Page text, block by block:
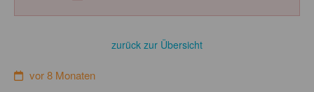
zurück zur Übersicht
vor 8 Monaten